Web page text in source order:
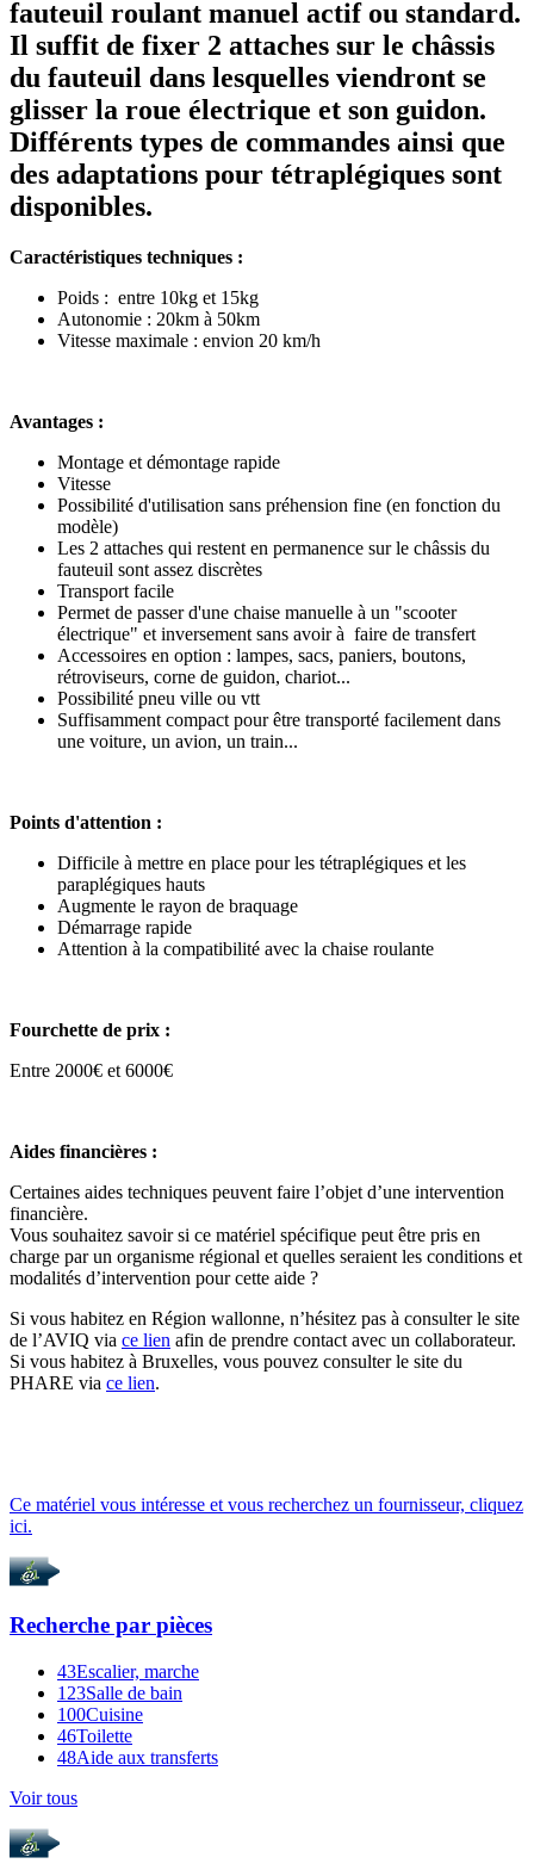
fauteuil roulant manuel actif ou standard.
Il suffit de fixer 2 attaches sur le châssis
du fauteuil dans lesquelles viendront se
glisser la roue électrique et son guidon.
Différents types de commandes ainsi que
des adaptations pour tétraplégiques sont
disponibles.
Caractéristiques techniques :
Poids : entre 10kg et 15kg
Autonomie : 20km à 50km
Vitesse maximale : envion 20 km/h
Avantages :
Montage et démontage rapide
Vitesse
Possibilité d'utilisation sans préhension fine (en fonction du
modèle)
Les 2 attaches qui restent en permanence sur le châssis du
fauteuil sont assez discrètes
Transport facile
Permet de passer d'une chaise manuelle à un "scooter
électrique" et inversement sans avoir à faire de transfert
Accessoires en option : lampes, sacs, paniers, boutons,
rétroviseurs, corne de guidon, chariot...
Possibilité pneu ville ou vtt
Suffisamment compact pour être transporté facilement dans
une voiture, un avion, un train...
Points d'attention :
Difficile à mettre en place pour les tétraplégiques et les
paraplégiques hauts
Augmente le rayon de braquage
Démarrage rapide
Attention à la compatibilité avec la chaise roulante
Fourchette de prix :
Entre 2000€ et 6000€
Aides financières :
Certaines aides techniques peuvent faire l’objet d’une intervention
financière.
Vous souhaitez savoir si ce matériel spécifique peut être pris en
charge par un organisme régional et quelles seraient les conditions et
modalités d’intervention pour cette aide ?
Si vous habitez en Région wallonne, n’hésitez pas à consulter le site
de l’AVIQ via ce lien afin de prendre contact avec un collaborateur.
Si vous habitez à Bruxelles, vous pouvez consulter le site du
PHARE via ce lien.
Ce matériel vous intéresse et vous recherchez un fournisseur, cliquez
ici.
Recherche par pièces
43Escalier, marche
123Salle de bain
100Cuisine
46Toilette
48Aide aux transferts
Voir tous